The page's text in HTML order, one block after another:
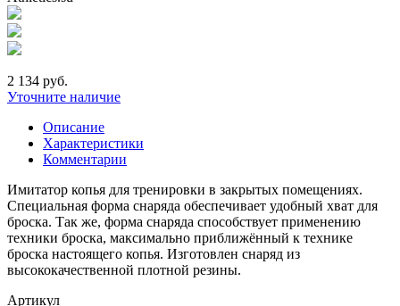
2 134 руб.
Уточните наличие
Описание
Характеристики
Комментарии
Имитатор копья для тренировки в закрытых помещениях.
Специальная форма снаряда обеспечивает удобный хват для
броска. Так же, форма снаряда способствует применению
техники броска, максимально приближённый к технике
броска настоящего копья. Изготовлен снаряд из
высококачественной плотной резины.
Артикул